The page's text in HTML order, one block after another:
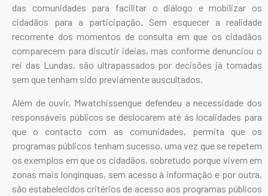
das comunidades para facilitar o diálogo e mobilizar os
cidadãos para a participação. Sem esquecer a realidade
recorrente dos momentos de consulta em que os cidadãos
comparecem para discutir ideias, mas conforme denunciou o
rei das Lundas, são ultrapassados por decisões já tomadas
sem que tenham sido previamente auscultados.
Além de ouvir, Mwatchissengue defendeu a necessidade dos
responsáveis públicos se deslocarem até às localidades para
que o contacto com as comunidades, permita que os
programas públicos tenham sucesso, uma vez que se repetem
os exemplos em que os cidadãos, sobretudo porque vivem em
zonas mais longínquas, sem acesso à informação e por outra,
são estabelecidos critérios de acesso aos programas públicos